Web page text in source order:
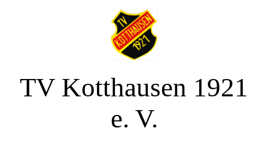
TV Kotthausen 1921
e. V.